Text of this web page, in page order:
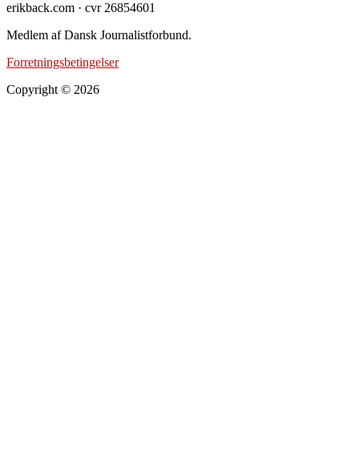
erikback.com · cvr 26854601
Medlem af Dansk Journalistforbund.
Forretningsbetingelser
Copyright © 2026